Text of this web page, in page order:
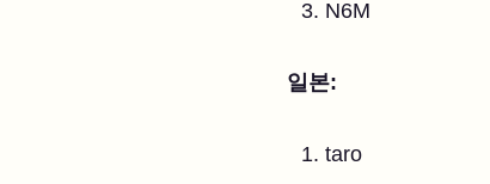
N6M
일본:
taro